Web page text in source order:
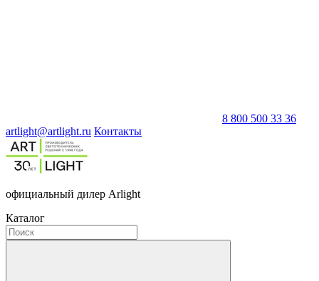
8 800 500 33 36
artlight@artlight.ru Контакты
официальный дилер Arlight
Каталог